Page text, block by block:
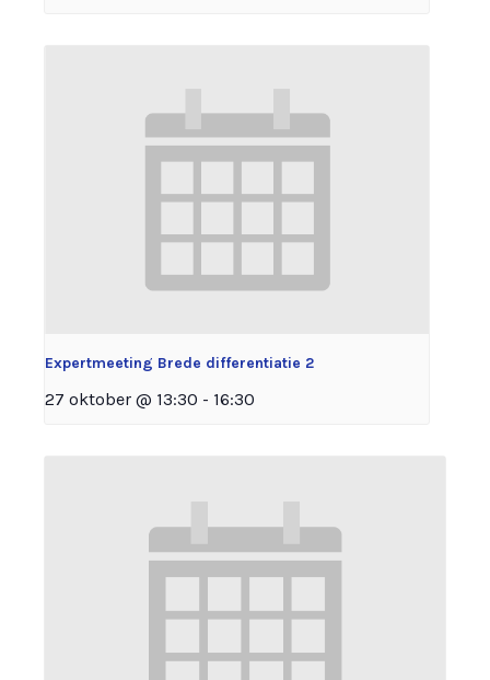
Expertmeeting Brede differentiatie 2
27 oktober @ 13:30 - 16:30